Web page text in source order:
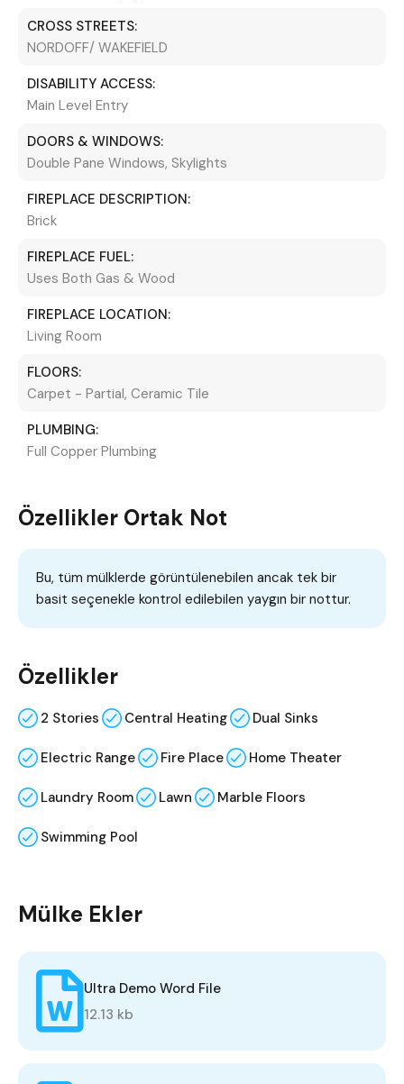
CROSS STREETS:
NORDOFF/ WAKEFIELD
DISABILITY ACCESS:
Main Level Entry
DOORS & WINDOWS:
Double Pane Windows, Skylights
FIREPLACE DESCRIPTION:
Brick
FIREPLACE FUEL:
Uses Both Gas & Wood
FIREPLACE LOCATION:
Living Room
FLOORS:
Carpet - Partial, Ceramic Tile
PLUMBING:
Full Copper Plumbing
Özellikler Ortak Not
Bu, tüm mülklerde görüntülenebilen ancak tek bir
basit seçenekle kontrol edilebilen yaygın bir nottur.
Özellikler
2 Stories Central Heating Dual Sinks
Electric Range Fire Place Home Theater
Laundry Room Lawn Marble Floors
Swimming Pool
Mülke Ekler
Ultra Demo Word File
12.13 kb